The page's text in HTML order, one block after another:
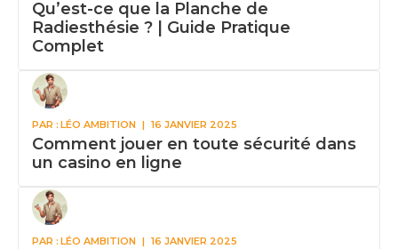
Qu’est-ce que la Planche de
Radiesthésie ? | Guide Pratique
Complet
PAR : LÉO AMBITION | 16 JANVIER 2025
Comment jouer en toute sécurité dans
un casino en ligne
PAR : LÉO AMBITION | 16 JANVIER 2025